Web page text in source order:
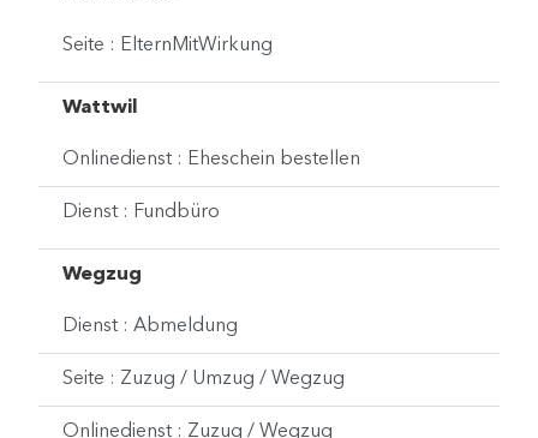
Seite : ElternMitWirkung
Wattwil
Onlinedienst : Eheschein bestellen
Dienst : Fundbüro
Wegzug
Dienst : Abmeldung
Seite : Zuzug / Umzug / Wegzug
Onlinedienst : Zuzug / Wegzug